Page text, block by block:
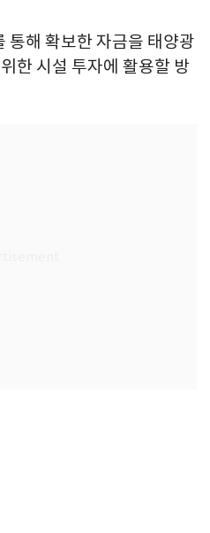
통해 확보한 자금을 태양광
한 시설 투자에 활용할 방